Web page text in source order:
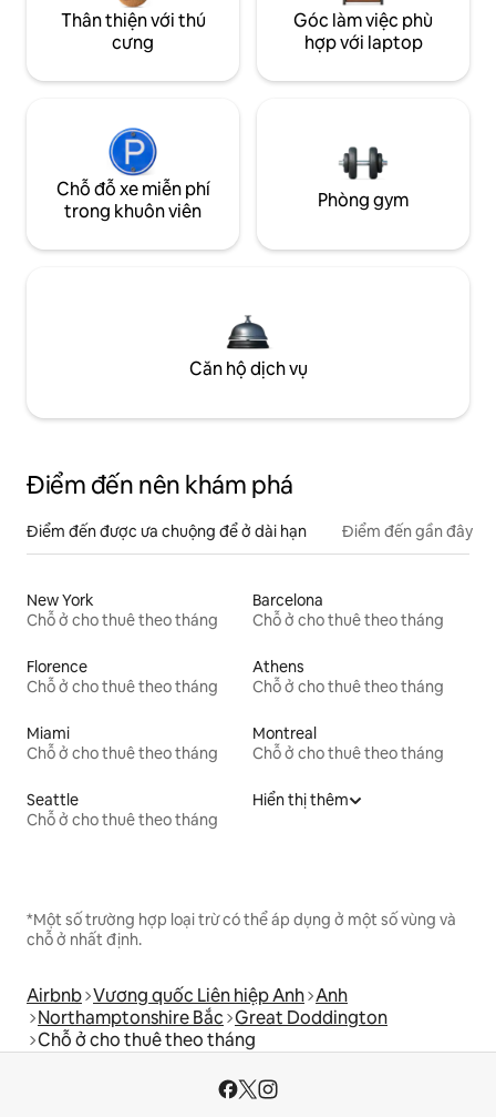
Thân thiện với thú
cưng
Góc làm việc phù
hợp với laptop
Chỗ đỗ xe miễn phí
trong khuôn viên
Phòng gym
Căn hộ dịch vụ
Điểm đến nên khám phá
Điểm đến được ưa chuộng để ở dài hạn Điểm đến gần đây
New York
Chỗ ở cho thuê theo tháng
Barcelona
Chỗ ở cho thuê theo tháng
Florence
Chỗ ở cho thuê theo tháng
Athens
Chỗ ở cho thuê theo tháng
Miami
Chỗ ở cho thuê theo tháng
Montreal
Chỗ ở cho thuê theo tháng
Seattle
Chỗ ở cho thuê theo tháng
Hiển thị thêm
*Một số trường hợp loại trừ có thể áp dụng ở một số vùng và
chỗ ở nhất định.
Airbnb Vương quốc Liên hiệp Anh Anh
Northamptonshire Bắc Great Doddington
Chỗ ở cho thuê theo tháng